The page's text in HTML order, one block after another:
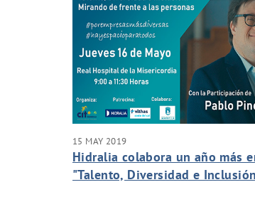
15 MAY 2019
Hidralia colabora un año más
"Talento, Diversidad e